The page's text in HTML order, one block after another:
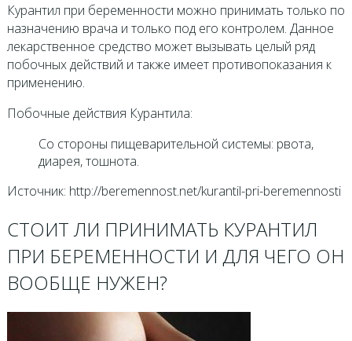
Курантил при беременности можно принимать только по
назначению врача и только под его контролем. Данное
лекарственное средство может вызывать целый ряд
побочных действий и также имеет противопоказания к
применению.
Побочные действия Курантила:
Со стороны пищеварительной системы: рвота,
диарея, тошнота.
Источник: http://beremennost.net/kurantil-pri-beremennosti
СТОИТ ЛИ ПРИНИМАТЬ КУРАНТИЛ
ПРИ БЕРЕМЕННОСТИ И ДЛЯ ЧЕГО ОН
ВООБЩЕ НУЖЕН?